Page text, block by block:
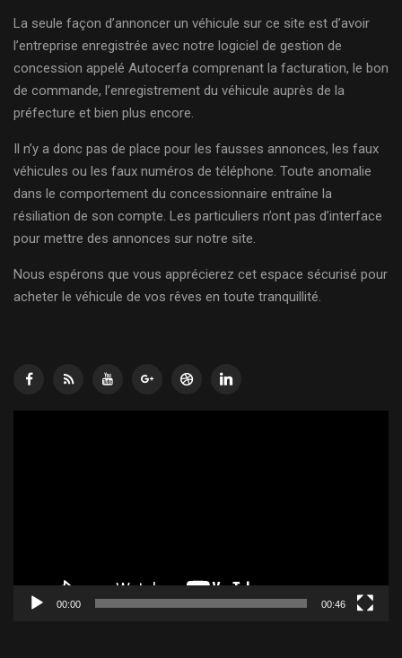
La seule façon d’annoncer un véhicule sur ce site est d’avoir
l’entreprise enregistrée avec notre logiciel de gestion de
concession appelé Autocerfa comprenant la facturation, le bon
de commande, l’enregistrement du véhicule auprès de la
préfecture et bien plus encore.
Il n’y a donc pas de place pour les fausses annonces, les faux
véhicules ou les faux numéros de téléphone. Toute anomalie
dans le comportement du concessionnaire entraîne la
résiliation de son compte. Les particuliers n’ont pas d’interface
pour mettre des annonces sur notre site.
Nous espérons que vous apprécierez cet espace sécurisé pour
acheter le véhicule de vos rêves en toute tranquillité.
00:00 00:46